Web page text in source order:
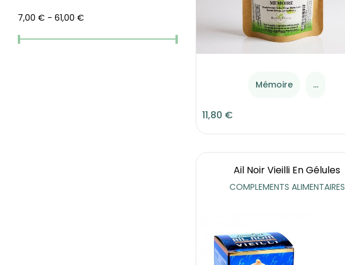
Mémoire ...
11,80 €
Ail Noir Vieilli En Gélules
COMPLEMENTS ALIMENTAIRES
7,00 € - 61,00 €